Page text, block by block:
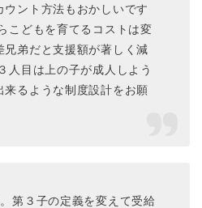
ウント方法もおかしいです
こどもを育てるコストは変
兄弟だと支援額が著しく減
人目は上の子が成人しよう
来るような制度設計をお願
第３子の定義を変えて受給